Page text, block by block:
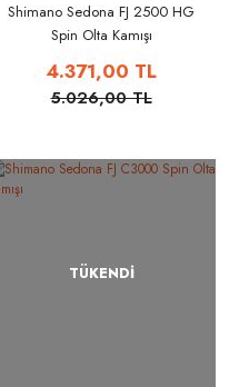
Shimano Sedona FJ 2500 HG
Spin Olta Kamışı
4.371,00 TL
5.026,00 TL
TÜKENDİ